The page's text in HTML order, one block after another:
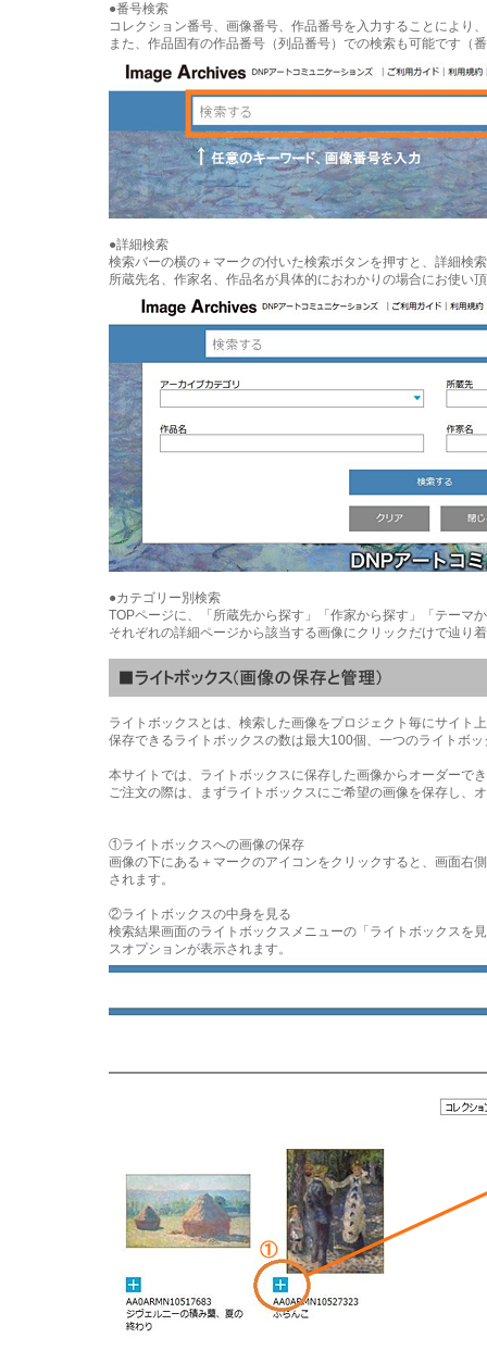
●番号検索
コレクション番号、画像番号、作品番号を入力することにより
また、作品固有の作品番号（列品番号）での検索も可能です（
●詳細検索
検索バーの横の＋マークの付いた検索ボタンを押すと、詳細検
所蔵先名、作家名、作品名が具体的におわかりの場合にお使い
●カテゴリー別検索
TOPページに、「所蔵先から探す」「作家から探す」「テーマ
それぞれの詳細ページから該当する画像にクリックだけで辿り
ライトボックスとは、検索した画像をプロジェクト毎にサイト
保存できるライトボックスの数は最大100個、一つのライトボ
本サイトでは、ライトボックスに保存した画像からオーダーで
ご注文の際は、まずライトボックスにご希望の画像を保存し、
①ライトボックスへの画像の保存
画像の下にある＋マークのアイコンをクリックすると、画面右
されます。
②ライトボックスの中身を見る
検索結果画面のライトボックスメニューの「ライトボックスを
スオプションが表示されます。